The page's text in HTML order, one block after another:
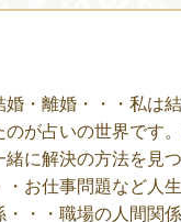
婚・離婚・・・私は
のが占いの世界です
緒に解決の方法を見
・お仕事問題など人
・・・職場の人間関